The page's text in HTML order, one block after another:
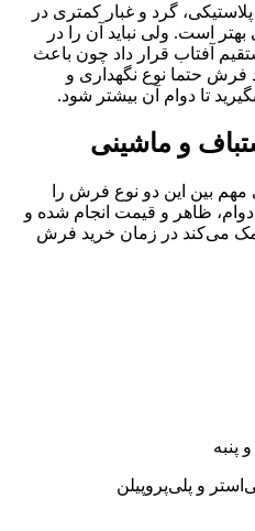
گرد و غبار کمتری در
است. ولی نباید آن را در
آفتاب قرار داد چون باعث
فرش حتما نوع نگهداری و
تا دوام آن بیشتر شود.
و ماشینی
بین این دو نوع فرش را
دوام، ظاهر و قیمت انجام شده و
می‌کند در زمان خرید فرش
پنبه
و پلی‌پروپیلن